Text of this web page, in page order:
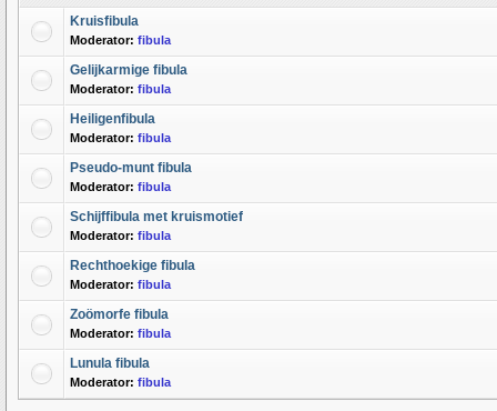
Kruisfibula
Moderator: fibula
Gelijkarmige fibula
Moderator: fibula
Heiligenfibula
Moderator: fibula
Pseudo-munt fibula
Moderator: fibula
Schijffibula met kruismotief
Moderator: fibula
Rechthoekige fibula
Moderator: fibula
Zoömorfe fibula
Moderator: fibula
Lunula fibula
Moderator: fibula